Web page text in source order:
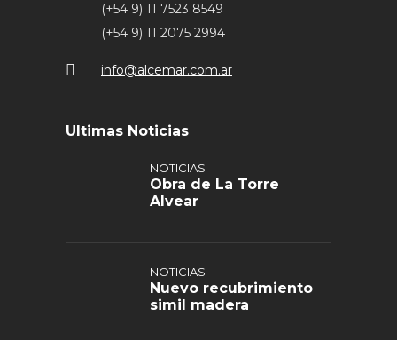
(+54 9) 11 7523 8549
(+54 9) 11 2075 2994
info@alcemar.com.ar
Ultimas Noticias
NOTICIAS
Obra de La Torre
Alvear
NOTICIAS
Nuevo recubrimiento
simil madera